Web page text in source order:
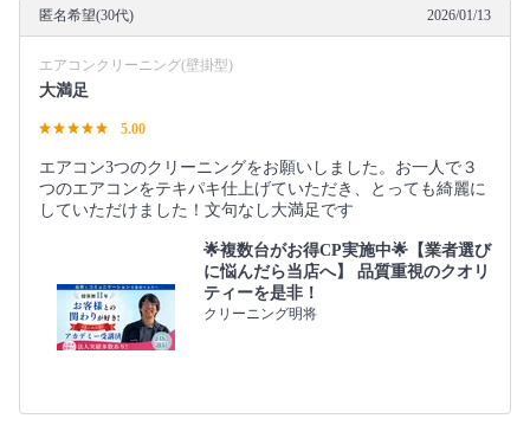
匿名希望(30代) 2026/01/13
エアコンクリーニング(壁掛型)
大満足
5.00
エアコン3つのクリーニングをお願いしました。お一人で３
つのエアコンをテキパキ仕上げていただき、とっても綺麗に
していただけました！文句なし大満足です
🌟複数台がお得CP実施中🌟【業者選び
に悩んだら当店へ】 品質重視のクオリ
ティーを是非！
クリーニング明将